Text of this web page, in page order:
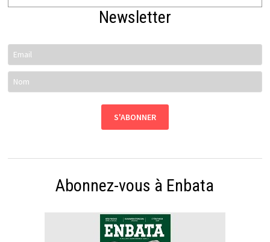
Newsletter
Abonnez-vous à Enbata